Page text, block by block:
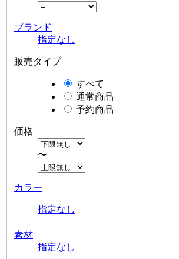
ブランド
指定なし
販売タイプ
すべて
通常商品
予約商品
価格
〜
カラー
指定なし
素材
指定なし